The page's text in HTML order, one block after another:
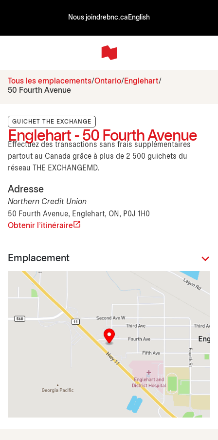
Nous joindrebnc.ca English
Tous les emplacements Ontario Englehart
50 Fourth Avenue
GUICHET THE EXCHANGE
Englehart - 50 Fourth Avenue
Effectuez des transactions sans frais supplémentaires
partout au Canada grâce à plus de 2 500 guichets du
réseau THE EXCHANGEMD.
Adresse
Northern Credit Union
50 Fourth Avenue, Englehart, ON, P0J 1H0
Obtenir l'itinéraire
Emplacement